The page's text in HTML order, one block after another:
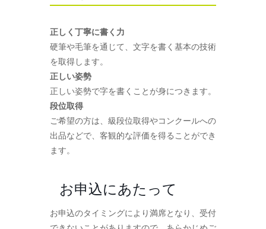
正しく丁寧に書く力
硬筆や毛筆を通じて、文字を書く基本の技術
を取得します。
正しい姿勢
正しい姿勢で字を書くことが身につきます。
段位取得
ご希望の方は、級段位取得やコンクールへの
出品などで、客観的な評価を得ることができ
ます。
お申込にあたって
お申込のタイミングにより満席となり、受付